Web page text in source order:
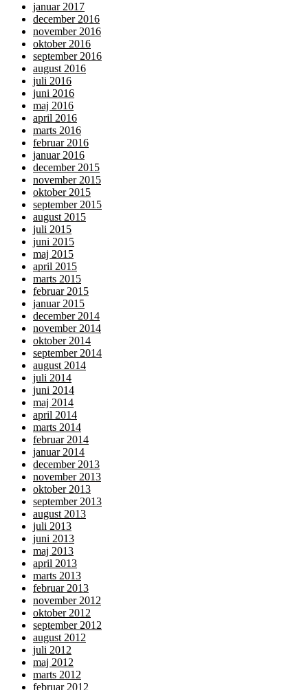
januar 2017
december 2016
november 2016
oktober 2016
september 2016
august 2016
juli 2016
juni 2016
maj 2016
april 2016
marts 2016
februar 2016
januar 2016
december 2015
november 2015
oktober 2015
september 2015
august 2015
juli 2015
juni 2015
maj 2015
april 2015
marts 2015
februar 2015
januar 2015
december 2014
november 2014
oktober 2014
september 2014
august 2014
juli 2014
juni 2014
maj 2014
april 2014
marts 2014
februar 2014
januar 2014
december 2013
november 2013
oktober 2013
september 2013
august 2013
juli 2013
juni 2013
maj 2013
april 2013
marts 2013
februar 2013
november 2012
oktober 2012
september 2012
august 2012
juli 2012
maj 2012
marts 2012
februar 2012